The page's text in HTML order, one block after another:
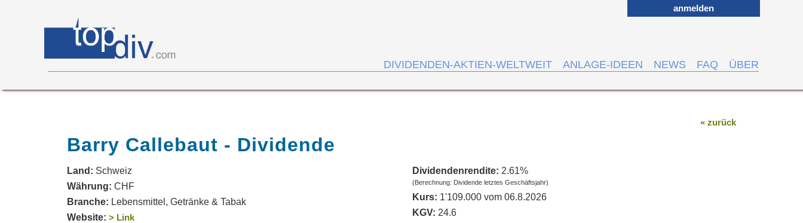
anmelden
ÜBER
FAQ
NEWS
ANLAGE-IDEEN
DIVIDENDEN-AKTIEN-WELTWEIT
« zurück
Barry Callebaut - Dividende
Land: Schweiz
Währung: CHF
Branche: Lebensmittel, Getränke & Tabak
Website: > Link
Dividendenrendite: 2.61%
(Berechnung: Dividende letztes Geschäftsjahr)
Kurs: 1'109.000 vom 06.8.2026
KGV: 24.6